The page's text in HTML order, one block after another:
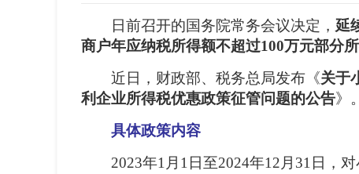
日前召开的国务院常务会议决定， 延
商户年应纳税所得额不超过100万元部分
近日，财政部、税务总局发布《关于
利企业所得税优惠政策征管问题的公告》
具体政策内容
2023年1月1日至2024年12月31日，